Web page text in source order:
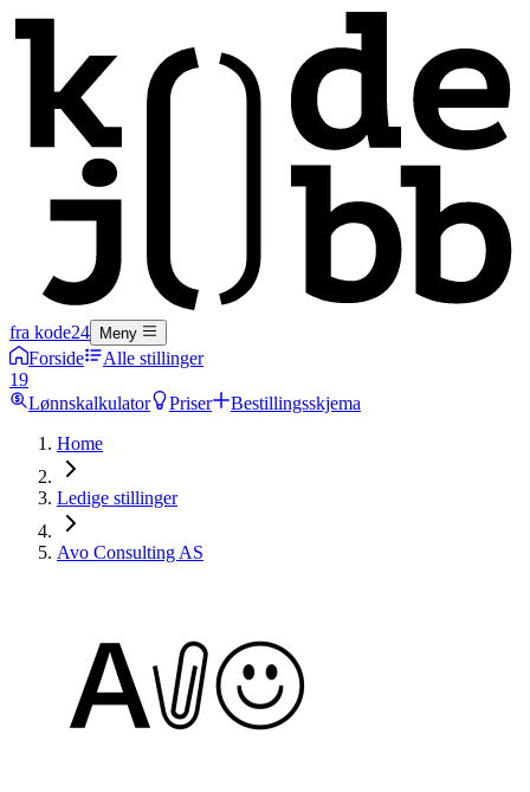
fra kode24 Meny
Forside
Alle stillinger
19
Lønnskalkulator
Priser
Bestillingsskjema
Home
Ledige stillinger
Avo Consulting AS